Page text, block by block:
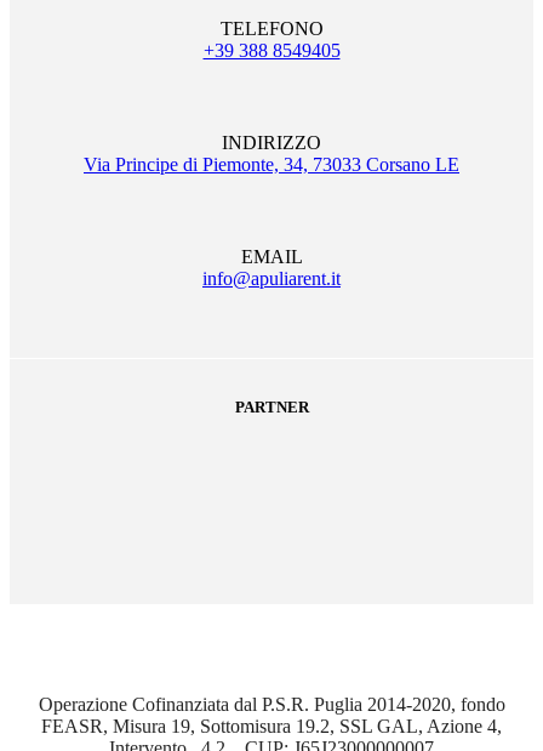
TELEFONO
+39 388 8549405
INDIRIZZO
Via Principe di Piemonte, 34, 73033 Corsano LE
EMAIL
info@apuliarent.it
PARTNER
Operazione Cofinanziata dal P.S.R. Puglia 2014-2020, fondo
FEASR, Misura 19, Sottomisura 19.2, SSL GAL, Azione 4,